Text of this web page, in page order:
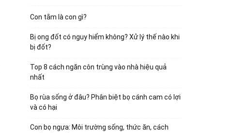
Con tằm là con gì?
Bị ong đốt có nguy hiểm không? Xử lý thế nào khi
bị đốt?
Top 8 cách ngăn côn trùng vào nhà hiệu quả
nhất
Bọ rùa sống ở đâu? Phân biệt bọ cánh cam có lợi
và có hại
Con bọ ngựa: Môi trường sống, thức ăn, cách